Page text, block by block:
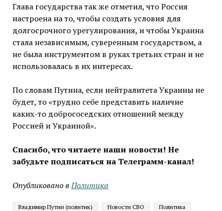
Глава государства так же отметил, что Россия
настроена на то, чтобы создать условия для
долгосрочного урегулирования, и чтобы Украина
стала независимым, суверенным государством, а
не была инструментом в руках третьих стран и не
использовалась в их интересах.
По словам Путина, если нейтралитета Украины не
будет, то «трудно себе представить наличие
каких-то добрососедских отношений между
Россией и Украиной».
Спасибо, что читаете наши новости! Не
забудьте подписаться на Телеграмм-канал!
Опубликовано в Политика
Владимир Путин (политик) Новости СВО
Политика